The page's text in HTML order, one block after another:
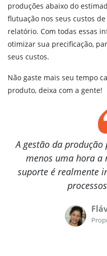
produções abaixo do
flutuação nos seus custos
relatório. Com todas essas
otimizar sua precificação,
seus custos.
Não gaste mais seu tempo
produto, deixa com a gente!
A gestão da
menos uma hora a
suporte é realmente